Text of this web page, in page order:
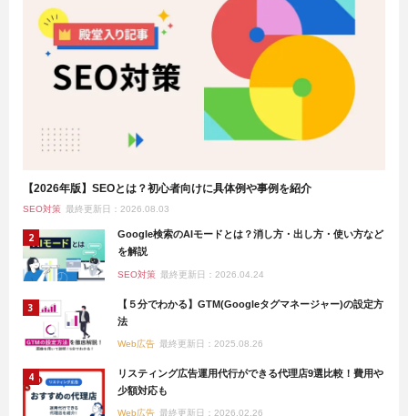
【2026年版】SEOとは？初心者向けに具体例や事例を紹介
SEO対策 最終更新日：2026.08.03
Google検索のAIモードとは？消し方・出し方・使い方など
を解説
SEO対策 最終更新日：2026.04.24
【５分でわかる】GTM(Googleタグマネージャー)の設定方
法
Web広告 最終更新日：2025.08.26
リスティング広告運用代行ができる代理店9選比較！費用や
少額対応も
Web広告 最終更新日：2026.02.26